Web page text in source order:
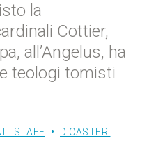
la
Cottier,
all’Angelus, ha
teologi tomisti
STAFF DICASTERI